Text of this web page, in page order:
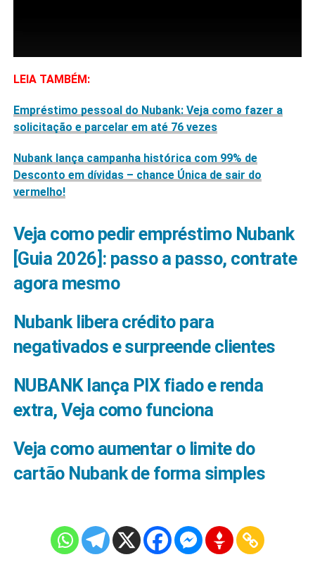
LEIA TAMBÉM:
Empréstimo pessoal do Nubank: Veja como fazer a
solicitação e parcelar em até 76 vezes
Nubank lança campanha histórica com 99% de
Desconto em dívidas – chance Única de sair do
vermelho!
Veja como pedir empréstimo Nubank
[Guia 2026]: passo a passo, contrate
agora mesmo
Nubank libera crédito para
negativados e surpreende clientes
NUBANK lança PIX fiado e renda
extra, Veja como funciona
Veja como aumentar o limite do
cartão Nubank de forma simples